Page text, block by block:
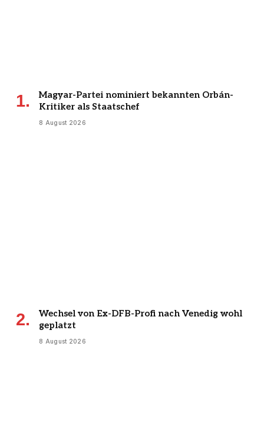
Magyar-Partei nominiert bekannten Orbán-
Kritiker als Staatschef
8 August 2026
Wechsel von Ex-DFB-Profi nach Venedig wohl
geplatzt
8 August 2026